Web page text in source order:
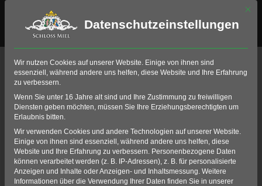
Bahn 3
Mit
Datenschutzeinstellungen
Wir nutzen Cookies auf unserer Website. Einige von ihnen sind
essenziell, während andere uns helfen, diese Website und Ihre Erfahrung
zu verbessern.
Wenn Sie unter 16 Jahre alt sind und Ihre Zustimmung zu freiwilligen
Diensten geben möchten, müssen Sie Ihre Erziehungsberechtigten um
Erlaubnis bitten.
Wir verwenden Cookies und andere Technologien auf unserer Website.
Einige von ihnen sind essenziell, während andere uns helfen, diese
Website und Ihre Erfahrung zu verbessern. Personenbezogene Daten
können verarbeitet werden (z. B. IP-Adressen), z. B. für personalisierte
Anzeigen und Inhalte oder Anzeigen- und Inhaltsmessung. Weitere
Informationen über die Verwendung Ihrer Daten finden Sie in unserer